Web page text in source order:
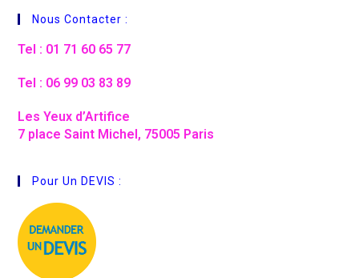
Nous Contacter :
Tel : 01 71 60 65 77
Tel : 06 99 03 83 89
Les Yeux d’Artifice
7 place Saint Michel, 75005 Paris
Pour Un DEVIS :